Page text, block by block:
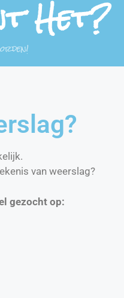
Het?
van weerslag?
gezocht op: